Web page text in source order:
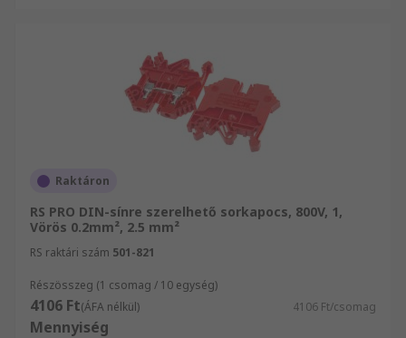
Raktáron
RS PRO DIN-sínre szerelhető sorkapocs, 800V, 1,
Vörös 0.2mm², 2.5 mm²
RS raktári szám 501-821
Részösszeg (1 csomag / 10 egység)
4106 Ft(ÁFA nélkül) 4106 Ft/csomag
Mennyiség